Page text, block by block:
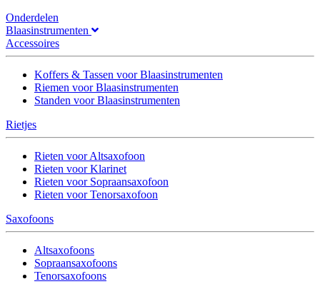
Onderdelen
Blaasinstrumenten
Accessoires
Koffers & Tassen voor Blaasinstrumenten
Riemen voor Blaasinstrumenten
Standen voor Blaasinstrumenten
Rietjes
Rieten voor Altsaxofoon
Rieten voor Klarinet
Rieten voor Sopraansaxofoon
Rieten voor Tenorsaxofoon
Saxofoons
Altsaxofoons
Sopraansaxofoons
Tenorsaxofoons